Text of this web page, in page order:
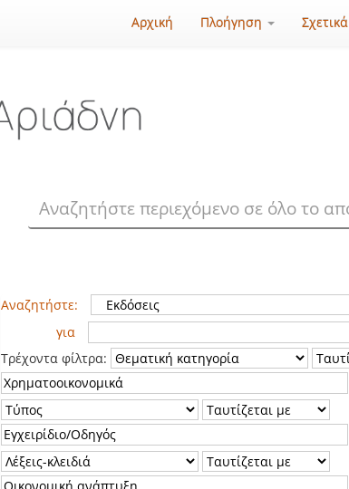
Αρχική Πλοήγηση Σχετικά
Αναζητήστε:
για
Τρέχοντα φίλτρα: